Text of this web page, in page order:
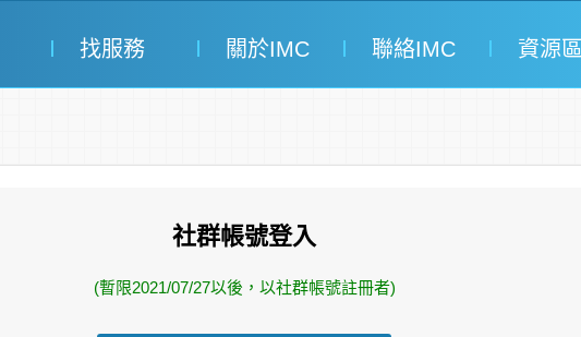
找服務 關於IMC 聯絡IMC 資源區
社群帳號登入
(暫限2021/07/27以後，以社群帳號註冊者)